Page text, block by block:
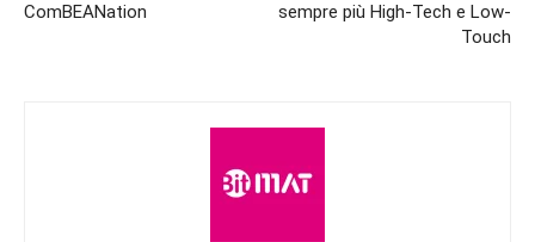
ComBEANation
sempre più High-Tech e Low-
Touch